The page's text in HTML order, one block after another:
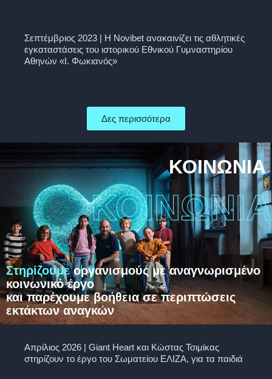
Σεπτέμβριος 2023 | H Novibet ανακαινίζει τις αθλητικές
εγκαταστάσεις του ιστορικού Εθνικού Γυμναστηρίου
Αθηνών «Ι. Φωκιανός»
Δες περισσότερα
ΚΟΙΝΩΝΙΑ
ΚΟΙΝΩΝΙΑ
Στηρίζουμεοργανισμούς με αναγνωρισμένο
κοινωνικό έργο
και παρέχουμε βοήθεια σε περιπτώσεις
εκτάκτων αναγκών
Απρίλιος 2026 | Giant Heart και Κώστας Τσιμίκας
στηρίζουν το έργο του Σωματείου ΕΛΙΖΑ, για τα παιδιά